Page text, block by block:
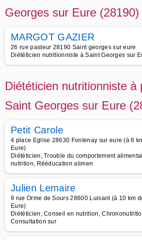
Georges sur Eure (28190)
MARGOT GAZIER
26 rue pasteur 28190 Saint georges sur eure
Diététicien nutritionniste à Saint Georges sur
Diététicien nutritionniste à
Saint Georges sur Eure
Petit Carole
4 place Eglise 28630 Fontenay sur eure (à 6
Eure)
Diététicien, Trouble du comportement
nutrition, Rééducation alimen
Julien Lemaire
9 rue Orme de Sours 28600 Luisant (à 10 km
Eure)
Diététicien, Conseil en nutrition,
Consultation sur